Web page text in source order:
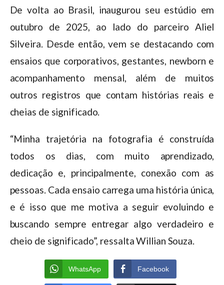
De volta ao Brasil, inaugurou seu estúdio em
outubro de 2025, ao lado do parceiro Aliel
Silveira. Desde então, vem se destacando com
ensaios que corporativos, gestantes, newborn e
acompanhamento mensal, além de muitos
outros registros que contam histórias reais e
cheias de significado.
“Minha trajetória na fotografia é construída
todos os dias, com muito aprendizado,
dedicação e, principalmente, conexão com as
pessoas. Cada ensaio carrega uma história única,
e é isso que me motiva a seguir evoluindo e
buscando sempre entregar algo verdadeiro e
cheio de significado”, ressalta Willian Souza.
WhatsApp Facebook